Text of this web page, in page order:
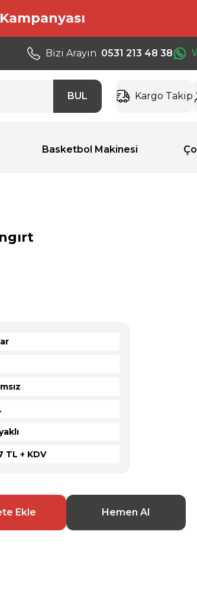
Bizi Arayın 0531 213 48 38
BUL Kargo Takip
Basketbol Makinesi
TL + KDV
Ekle Hemen Al